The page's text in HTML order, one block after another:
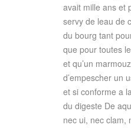
avait mille ans et
servy de leau de
du bourg tant
que pour toutes
et qu’un
d’empescher un
et si conforme a
du digeste De
nec ui, nec clam,